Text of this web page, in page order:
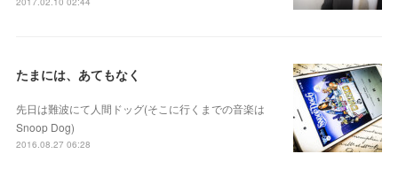
たまには、あてもなく
先日は難波にて人間ドッグ(そこに行くまでの音楽は
Snoop Dog)
2016.08.27 06:28